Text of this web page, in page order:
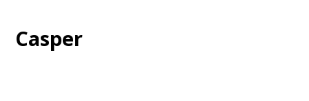
Casper